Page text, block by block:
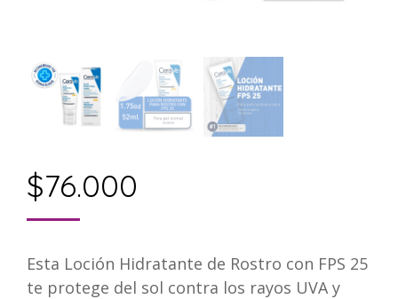
$76.000
Esta Loción Hidratante de Rostro con FPS 25
te protege del sol contra los rayos UVA y